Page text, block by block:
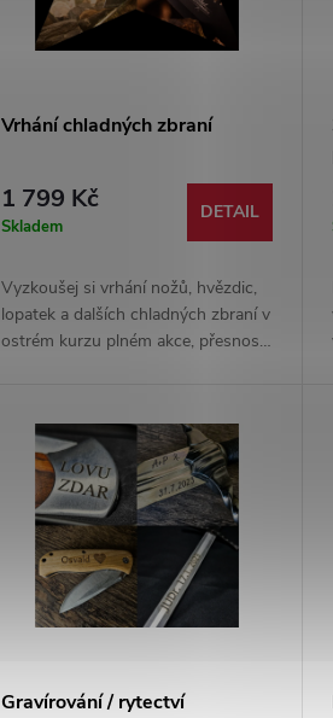
Vrhání chladných zbraní
1 799 Kč
Skladem
DETAIL
Vyzkoušej si vrhání nožů, hvězdic,
lopatek a dalších chladných zbraní v
ostrém kurzu plném akce, přesnosti
Gravírování / rytectví